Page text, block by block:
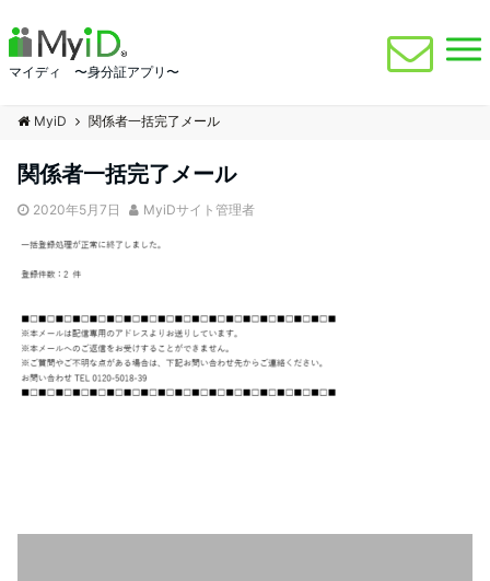
マイディ 〜身分証アプリ〜
MyiD 関係者一括完了メール
関係者一括完了メール
2020年5月7日 MyiDサイト管理者